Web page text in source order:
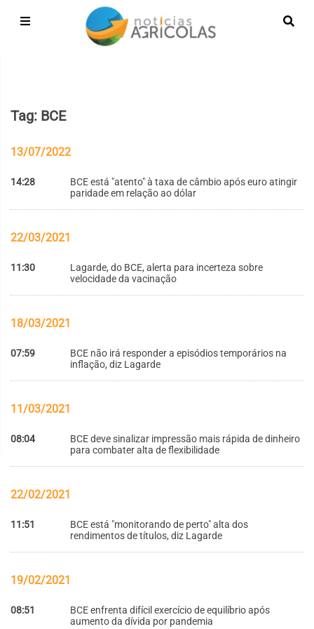
Tag: BCE
13/07/2022
14:28
BCE está "atento" à taxa de câmbio após euro atingir
paridade em relação ao dólar
22/03/2021
11:30
Lagarde, do BCE, alerta para incerteza sobre
velocidade da vacinação
18/03/2021
07:59
BCE não irá responder a episódios temporários na
inflação, diz Lagarde
11/03/2021
08:04
BCE deve sinalizar impressão mais rápida de dinheiro
para combater alta de flexibilidade
22/02/2021
11:51
BCE está "monitorando de perto" alta dos
rendimentos de títulos, diz Lagarde
19/02/2021
08:51
BCE enfrenta difícil exercício de equilíbrio após
aumento da dívida por pandemia